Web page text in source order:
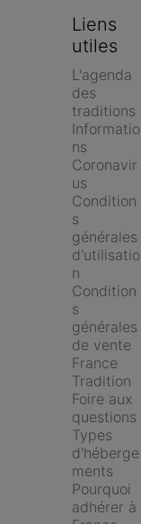
Liens
utiles
L'agenda
des
traditions
Informatio
ns
Coronavir
us
Condition
s
générales
d'utilisatio
n
Condition
s
générales
de vente
France
Tradition
Foire aux
questions
Types
d'héberge
ments
Pourquoi
adhérer à